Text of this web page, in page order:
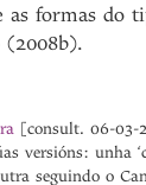
as formas do
(2008b).
[consult. 06-03-
versións: unha
seguindo o